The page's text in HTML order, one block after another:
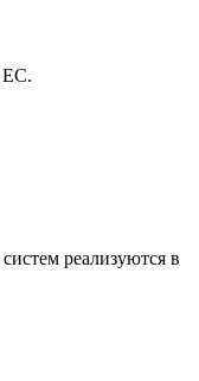
ЕС.
реализуются в